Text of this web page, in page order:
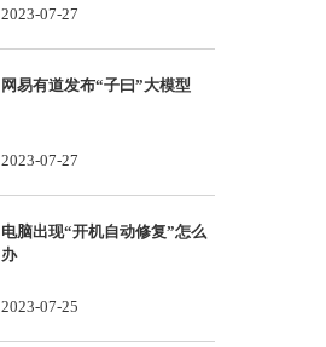
2023-07-27
网易有道发布“子曰”大模型
2023-07-27
电脑出现“开机自动修复”怎么
办
2023-07-25